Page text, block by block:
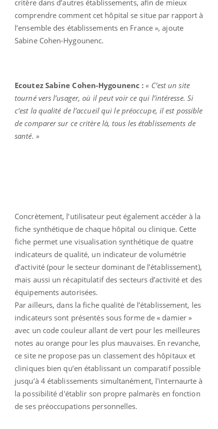
critère dans d’autres établissements, afin de mieux
comprendre comment cet hôpital se situe par rapport à
l’ensemble des établissements en France », ajoute
Sabine Cohen-Hygounenc.
Ecoutez Sabine Cohen-Hygounenc :« C’est un site
tourné vers l’usager, où il peut voir ce qui l’intéresse. Si
c’est la qualité de l’accueil qui le préoccupe, il est possible
de comparer sur ce critère là, tous les établissements de
santé. »
Concrètement, l’utilisateur peut également accéder à la
fiche synthétique de chaque hôpital ou clinique. Cette
fiche permet une visualisation synthétique de quatre
indicateurs de qualité, un indicateur de volumétrie
d’activité (pour le secteur dominant de l’établissement),
mais aussi un récapitulatif des secteurs d’activité et des
équipements autorisées.
Par ailleurs, dans la fiche qualité de l’établissement, les
indicateurs sont présentés sous forme de « damier »
avec un code couleur allant de vert pour les meilleures
notes au orange pour les plus mauvaises. En revanche,
ce site ne propose pas un classement des hôpitaux et
cliniques bien qu’en établissant un comparatif possible
jusqu’à 4 établissements simultanément, l'internaurte à
la possibilité d'établir son propre palmarès en fonction
de ses préoccupations personnelles.